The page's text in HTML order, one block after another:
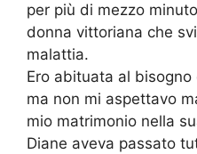
per più di mezzo
donna vittoriana che
malattia.
Ero abituata al bisogno
ma non mi aspettavo
mio matrimonio nella
Diane aveva passato